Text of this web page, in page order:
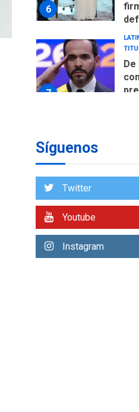
6
7
1
2
Síguenos
Twitter
Youtube
Instagram